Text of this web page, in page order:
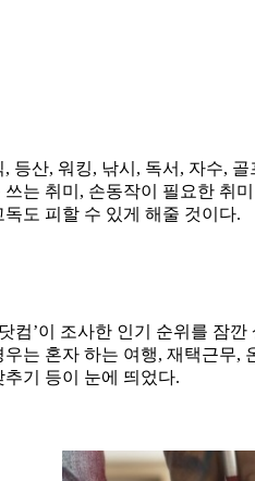
등산, 워킹, 낚시, 독서, 자수,
는 취미, 손동작이 필요한 취
도 피할 수 있게 해줄 것이다.
컴’이 조사한 인기 순위를 잠
는 혼자 하는 여행, 재택근무
기 등이 눈에 띄었다.